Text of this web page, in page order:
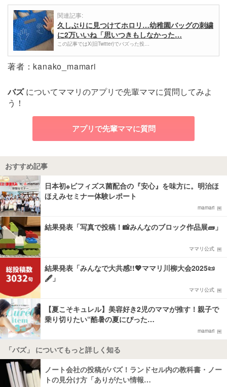
関連記事:
久しぶりに見つけてホロリ…幼稚園バッグの刺繍
に2万いいね「思いつきもしなかった…
この記事ではX(旧Twitter)でバズった投…
著者：kanako_mamari
バズについてママリのアプリで先輩ママに質問してみよ
う！
アプリで先輩ママに質問
おすすめ記事
日本初※ビフィズス菌配合の『安心』を味方に。明治ほ
ほえみセミナー体験レポート
mamari
結果発表「写真で投稿！📸みんなのブロック作品展🧱」
ママリ公式
結果発表「みんなで大共感!!💖ママリ川柳大会2025📜
🖋️」
ママリ公式
【夏こそキュレル】美容好き2児のママが推す！親子で
乗り切りたい“酷暑の夏にぴった…
mamari
「バズ」 についてもっと詳しく知る
ノート会社の投稿がバズ！ランドセル内の教科書・ノー
トの見分け方「ありがたい情報…